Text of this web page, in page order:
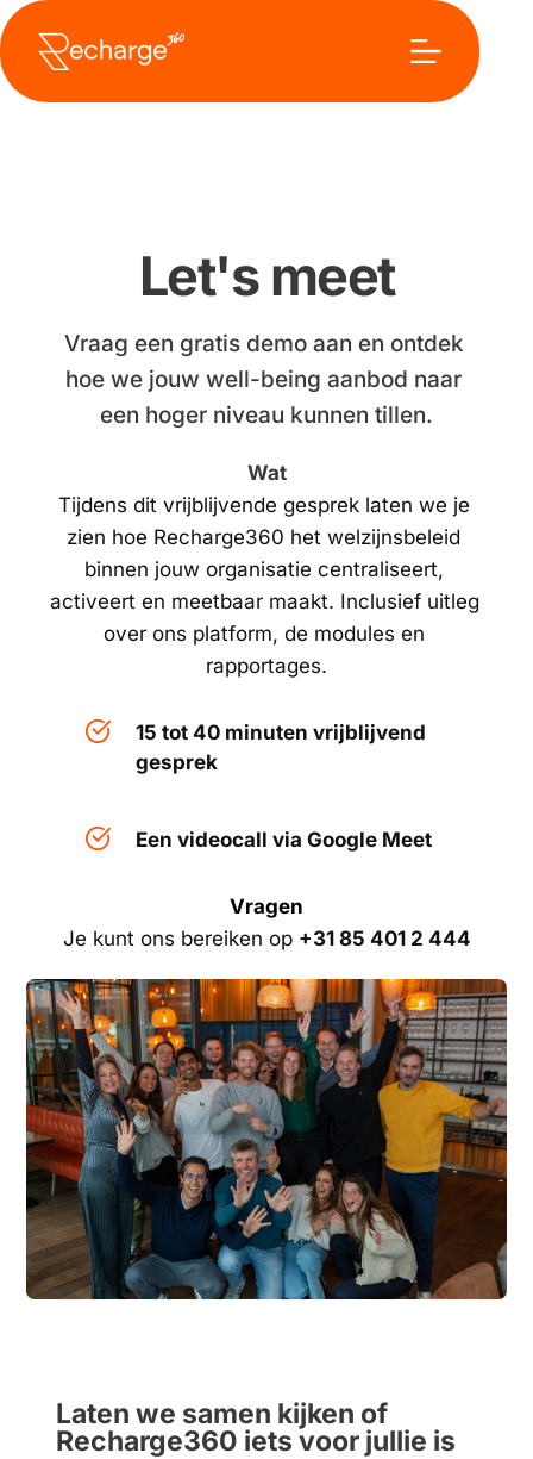
Overslaan
naar
inhoud
Let's meet
Vraag een gratis demo aan en ontdek
hoe we jouw well-being aanbod naar
een hoger niveau kunnen tillen.
Wat
Tijdens dit vrijblijvende gesprek laten we je
zien hoe Recharge360 het welzijnsbeleid
binnen jouw organisatie centraliseert,
activeert en meetbaar maakt. Inclusief uitleg
over ons platform, de modules en
rapportages.
15 tot 40 minuten vrijblijvend
gesprek
Een videocall via Google Meet
Vragen
Je kunt ons bereiken op +31 85 401 2 444
Laten we samen kijken of
Recharge360 iets voor jullie is